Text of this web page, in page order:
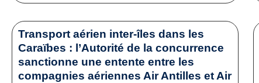
Transport aérien inter-îles dans les
Caraïbes : l’Autorité de la concurrence
sanctionne une entente entre les
compagnies aériennes Air Antilles et Air